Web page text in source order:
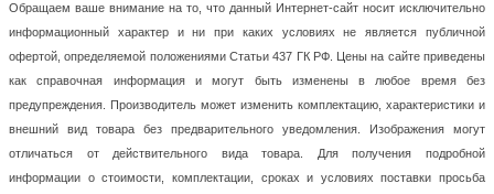
Обращаем ваше внимание на то, что данный Интернет-сайт носит исключительно
информационный характер и ни при каких условиях не является публичной
офертой, определяемой положениями Статьи 437 ГК РФ. Цены на сайте приведены
как справочная информация и могут быть изменены в любое время без
предупреждения. Производитель может изменить комплектацию, характеристики и
внешний вид товара без предварительного уведомления. Изображения могут
отличаться от действительного вида товара. Для получения подробной
информации о стоимости, комплектации, сроках и условиях поставки просьба